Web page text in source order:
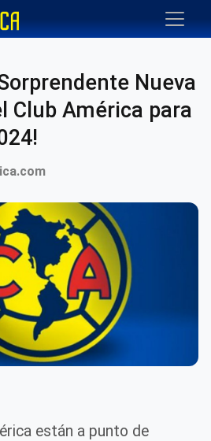
Nueva
Club América para
están a punto de